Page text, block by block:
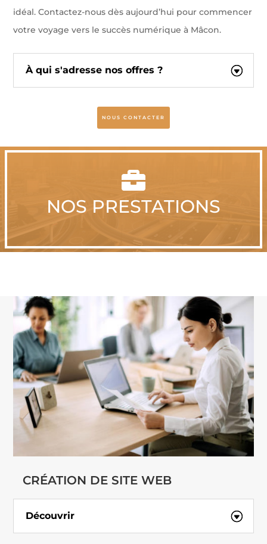
idéal. Contactez-nous dès aujourd’hui pour commencer
votre voyage vers le succès numérique à Mâcon.
À qui s'adresse nos offres ?
NOUS CONTACTER

NOS PRESTATIONS
CRÉATION DE SITE WEB
Découvrir